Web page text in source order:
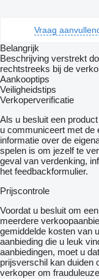
Vraag
Belangrijk
Beschrijving verstrekt
rechtstreeks bij de
Aankooptips
Veiligheidstips
Verkoperverificatie
Als u besluit een
u communiceert met de
informatie over de
spelen is om jezelf te
geval van verdenking,
het feedbackformulier.
Prijscontrole
Voordat u besluit om
meerdere
gemiddelde kosten van
aanbieding die u leuk
aanbiedingen, moet u
prijsverschil kan duiden
verkoper om